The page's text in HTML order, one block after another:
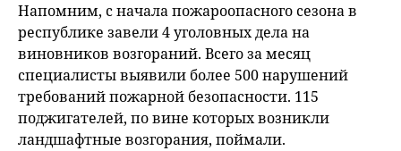
Напомним, с начала пожароопасного сезона в
республике завели 4 уголовных дела на
виновников возгораний. Всего за месяц
специалисты выявили более 500 нарушений
требований пожарной безопасности. 115
поджигателей, по вине которых возникли
ландшафтные возгорания, поймали.